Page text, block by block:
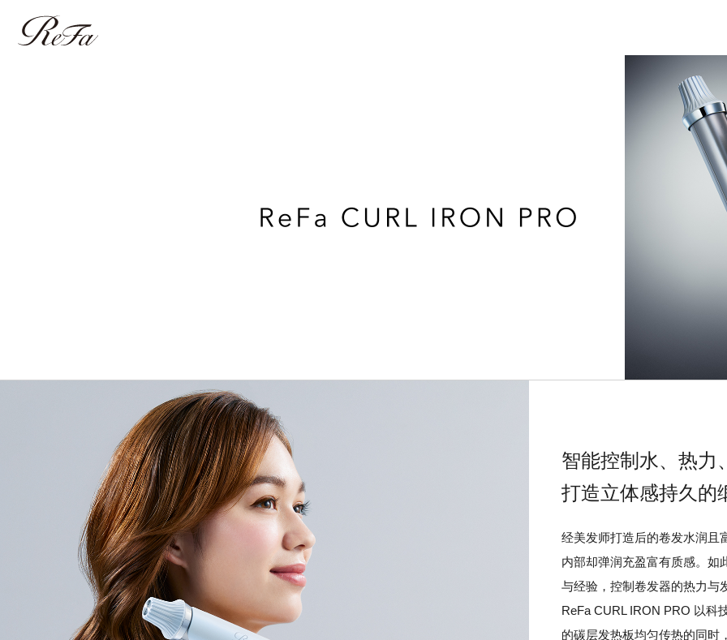
智能控制水、热力
打造立体感持久的
经美发师打造后的卷发水润且
内部却弹润充盈富有质感。如
与经验，控制卷发器的热力与
ReFa CURL IRON PRO 以科
的碳层发热板均匀传热的同时